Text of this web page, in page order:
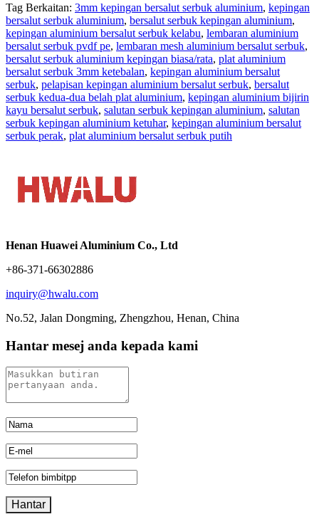
Tag Berkaitan: 3mm kepingan bersalut serbuk aluminium, kepingan
bersalut serbuk aluminium, bersalut serbuk kepingan aluminium,
kepingan aluminium bersalut serbuk kelabu, lembaran aluminium
bersalut serbuk pvdf pe, lembaran mesh aluminium bersalut serbuk,
bersalut serbuk aluminium kepingan biasa/rata, plat aluminium
bersalut serbuk 3mm ketebalan, kepingan aluminium bersalut
serbuk, pelapisan kepingan aluminium bersalut serbuk, bersalut
serbuk kedua-dua belah plat aluminium, kepingan aluminium bijirin
kayu bersalut serbuk, salutan serbuk kepingan aluminium, salutan
serbuk kepingan aluminium ketuhar, kepingan aluminium bersalut
serbuk perak, plat aluminium bersalut serbuk putih
Henan Huawei Aluminium Co., Ltd
+86-371-66302886
inquiry@hwalu.com
No.52, Jalan Dongming, Zhengzhou, Henan, China
Hantar mesej anda kepada kami